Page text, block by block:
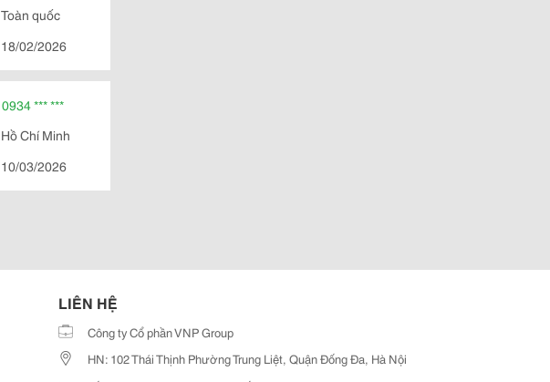
Toàn quốc
18/02/2026
0934 *** ***
Hồ Chí Minh
10/03/2026
LIÊN HỆ
Công ty Cổ phần VNP Group
HN: 102 Thái Thịnh Phường Trung Liệt, Quận Đống Đa, Hà Nội